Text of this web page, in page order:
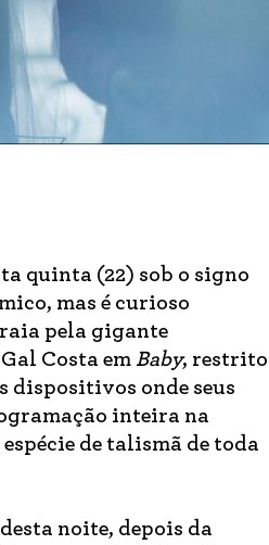
quinta (22) sob o signo
mas é curioso
pela gigante
Costa em Baby, restrito
dispositivos onde seus
inteira na
de talismã de toda
noite, depois da